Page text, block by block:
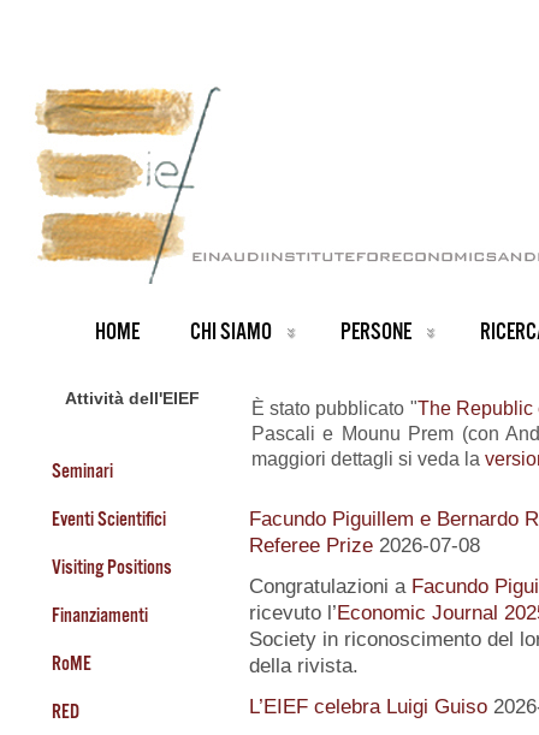
HOME CHI SIAMO PERSONE
Attività dell'EIEF
Seminari
Eventi Scientifici
Visiting Positions
Finanziamenti
RoME
RED
È stato pubblicato "The Republic
Pascali e Mounu Prem (con
maggiori dettagli si veda la
Facundo Piguillem e Bernardo
Referee Prize 2026-07-08
Congratulazioni a Facundo
ricevuto l’Economic Journal
Society in riconoscimento del
della rivista.
L’EIEF celebra Luigi Guiso